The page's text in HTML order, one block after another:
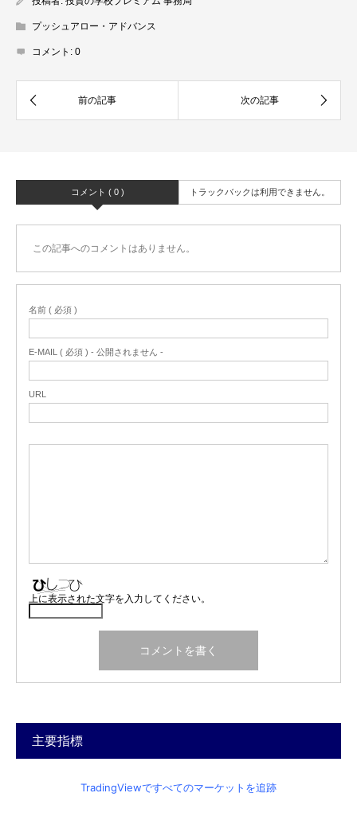
プッシュアロー・アドバンス
コメント: 0
コメント ( 0 ) トラックバックは利用できません。
この記事へのコメントはありません。
名前 ( 必須 )
E-MAIL ( 必須 ) - 公開されません -
URL
上に表示された文字を入力してください。
主要指標
TradingViewですべてのマーケットを追跡